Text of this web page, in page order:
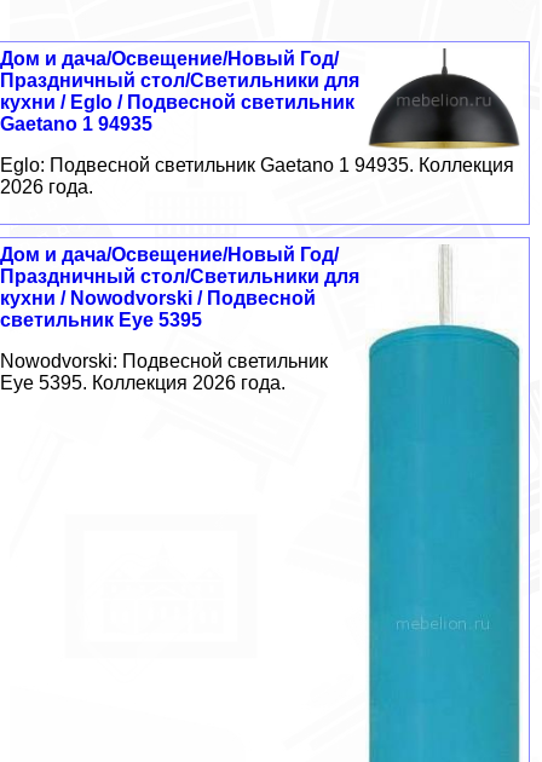
Дом и дача/Освещение/Новый Год/
Праздничный стол/Светильники для
кухни / Eglo / Подвесной светильник
Gaetano 1 94935
Eglo: Подвесной светильник Gaetano 1 94935. Коллекция
2026 года.
Дом и дача/Освещение/Новый Год/
Праздничный стол/Светильники для
кухни / Nowodvorski / Подвесной
светильник Eye 5395
Nowodvorski: Подвесной светильник
Eye 5395. Коллекция 2026 года.